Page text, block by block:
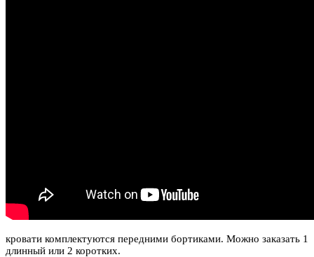
кровати комплектуются передними бортиками. Можно заказать 1
длинный или 2 коротких.